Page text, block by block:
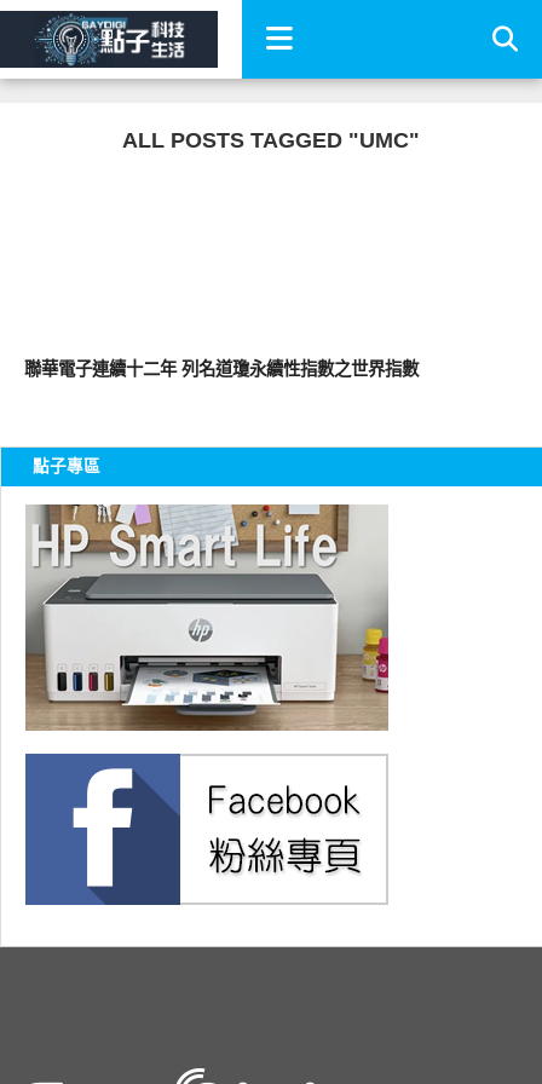
ALL POSTS TAGGED "UMC"
聯華電子連續十二年 列名道瓊永續性指數之世界指數
點子專區